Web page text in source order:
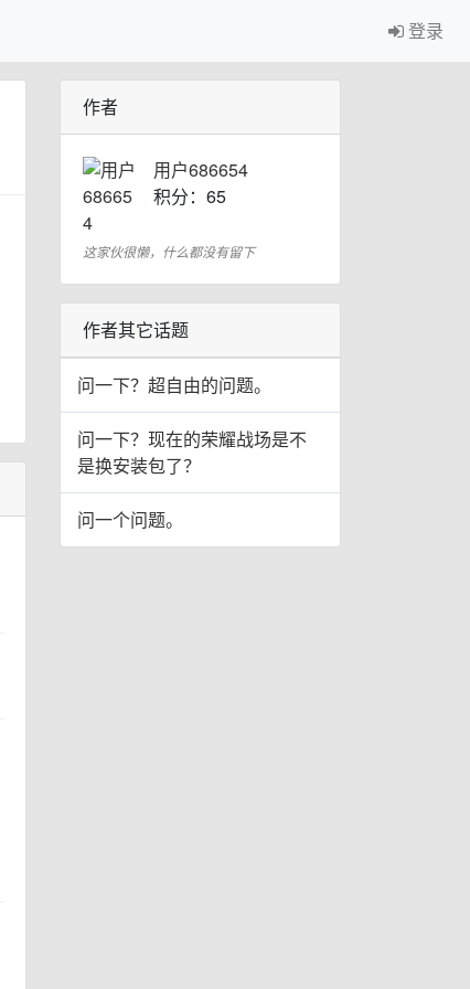
登录
作者
用户686654
积分：65
这家伙很懒，什么都没有留下
作者其它话题
问一下？超自由的问题。
问一下？现在的荣耀战场是不
是换安装包了？
问一个问题。